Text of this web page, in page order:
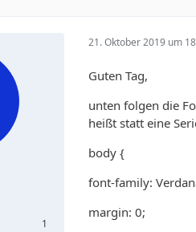
1
21. Oktober 2019 um
Guten Tag,
unten folgen die
heißt statt eine
body {
font-family:
margin: 0;